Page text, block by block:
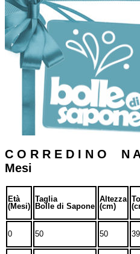
C O R R E D I N O N
Mesi
Età
(Mesi)
Taglia
Bolle di Sapone
Altezza
(cm)
0 50 50 39